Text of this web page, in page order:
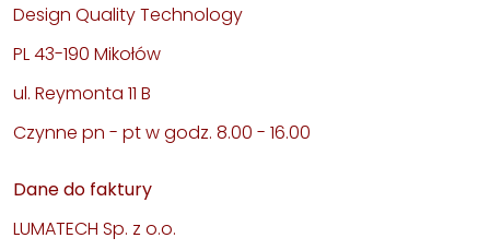
Design Quality Technology
PL 43-190 Mikołów
ul. Reymonta 11 B
Czynne pn - pt w godz. 8.00 - 16.00
Dane do faktury
LUMATECH Sp. z o.o.